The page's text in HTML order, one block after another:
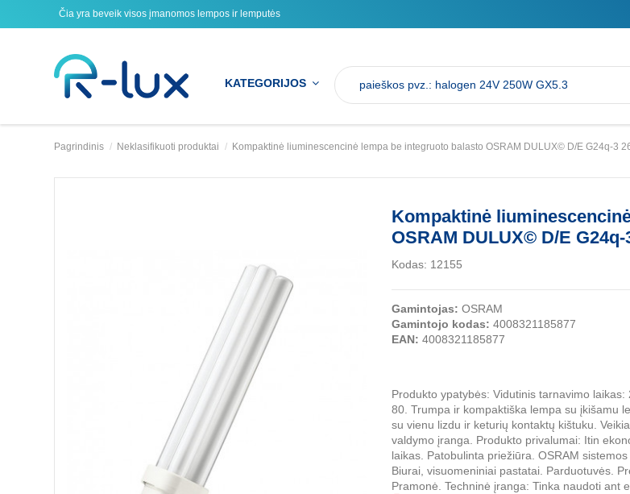
Čia yra beveik visos įmanomos lempos ir lemputės
KATEGORIJOS
Pagrindinis Neklasifikuoti produktai Kompaktinė liuminescencinė lempa be integruoto balasto OSRAM DULUX© D/E G24q-3
Kompaktinė
OSRAM DULUX© D/E G24q-
Kodas: 12155
Gamintojas: OSRAM
Gamintojo kodas: 4008321185877
EAN: 4008321185877
Produkto ypatybės: Vidutinis tarnavimo
80. Trumpa ir kompaktiška lempa su įkišamu
su vienu lizdu ir keturių kontaktų kištuku.
valdymo įranga. Produkto privalumai: Itin
laikas. Patobulinta priežiūra. OSRAM
Biurai, visuomeniniai pastatai. Parduotuvės.
Pramonė. Techninė įranga: Tinka naudoti ant